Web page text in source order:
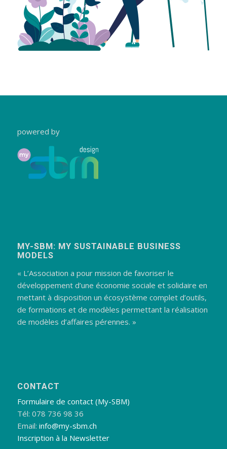
powered by
MY-SBM: MY SUSTAINABLE BUSINESS
MODELS
« L’Association a pour mission de favoriser le
développement d’une économie sociale et solidaire en
mettant à disposition un écosystème complet d’outils,
de formations et de modèles permettant la réalisation
de modèles d’affaires pérennes. »
CONTACT
Formulaire de contact (My-SBM)
Tél: 078 736 98 36
Email: info@my-sbm.ch
Inscription à la Newsletter